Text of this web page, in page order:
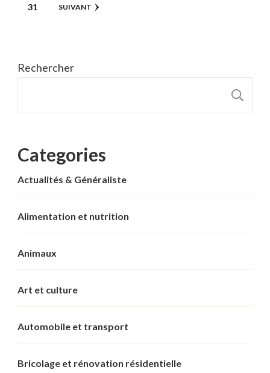
publications
PAGE
31 SUIVANT
Rechercher
Categories
Actualités & Généraliste
Alimentation et nutrition
Animaux
Art et culture
Automobile et transport
Bricolage et rénovation résidentielle